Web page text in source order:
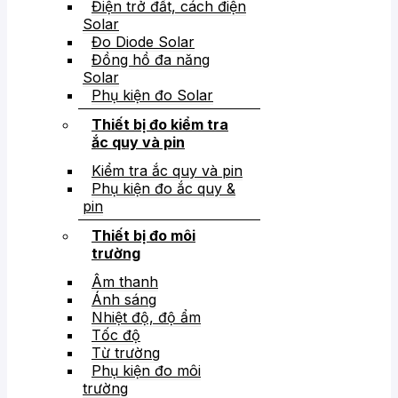
Điện trở đất, cách điện
Solar
Đo Diode Solar
Đồng hồ đa năng
Solar
Phụ kiện đo Solar
Thiết bị đo kiểm tra
ắc quy và pin
Kiểm tra ắc quy và pin
Phụ kiện đo ắc quy &
pin
Thiết bị đo môi
trường
Âm thanh
Ánh sáng
Nhiệt độ, độ ẩm
Tốc độ
Từ trường
Phụ kiện đo môi
trường